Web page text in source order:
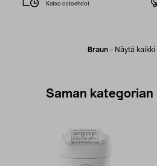
Braun- Näytä
Katso ostoehdot
Saman